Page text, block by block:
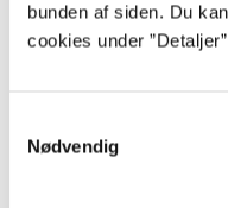
bunden af siden. Du
cookies under
Nødvendig
...